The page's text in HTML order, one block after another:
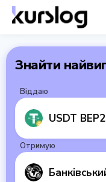
Знайти
Віддаю
USDT
Отримую